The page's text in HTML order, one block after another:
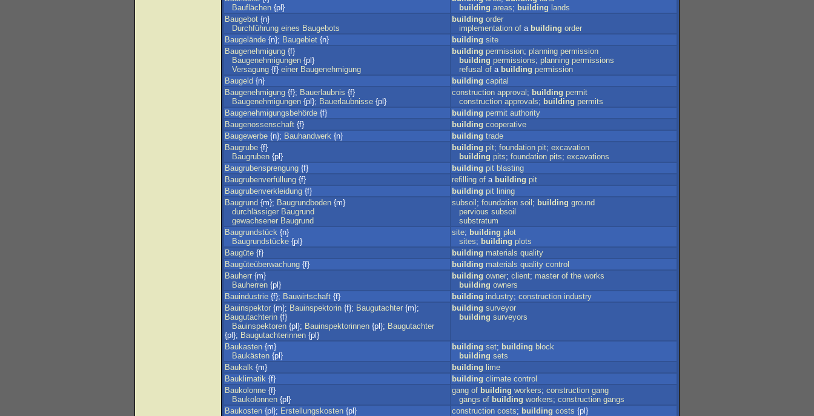
Bauflächen {pl}
building areas; building lands
Baugebot {n}
Durchführung eines Baugebots
building order
implementation of a building order
Baugelände {n}; Baugebiet {n} building site
Baugenehmigung {f}
Baugenehmigungen {pl}
Versagung {f} einer Baugenehmigung
building permission; planning permission
building permissions; planning permissions
refusal of a building permission
Baugeld {n} building capital
Baugenehmigung {f}; Bauerlaubnis {f}
Baugenehmigungen {pl}; Bauerlaubnisse {pl}
construction approval ; building permit
construction approvals; building permits
Baugenehmigungsbehörde {f} building permit authority
Baugenossenschaft {f} building cooperative
Baugewerbe {n}; Bauhandwerk {n} building trade
Baugrube {f}
Baugruben {pl}
building pit; foundation pit; excavation
building pits; foundation pits; excavations
Baugrubensprengung {f} building pit blasting
Baugrubenverfüllung {f} refilling of a building pit
Baugrubenverkleidung {f} building pit lining
Baugrund {m}; Baugrundboden {m}
durchlässiger Baugrund
gewachsener Baugrund
subsoil ; foundation soil ; building ground
pervious subsoil
substratum
Baugrundstück {n}
Baugrundstücke {pl}
site; building plot
sites; building plots
Baugüte {f} building materials quality
Baugüteüberwachung {f} building materials quality control
Bauherr {m}
Bauherren {pl}
building owner; client; master of the works
building owners
Bauindustrie {f}; Bauwirtschaft {f} building industry; construction industry
Bauinspektor {m}; Bauinspektorin {f}; Baugutachter {m};
Baugutachterin {f}
Bauinspektoren {pl}; Bauinspektorinnen {pl}; Baugutachter
{pl}; Baugutachterinnen {pl}
building surveyor
building surveyors
Baukasten {m}
Baukästen {pl}
building set; building block
building sets
Baukalk {m} building lime
Bauklimatik {f} building climate control
Baukolonne {f}
Baukolonnen {pl}
gang of building workers; construction gang
gangs of building workers; construction gangs
Baukosten {pl}; Erstellungskosten {pl} construction costs; building costs {pl}